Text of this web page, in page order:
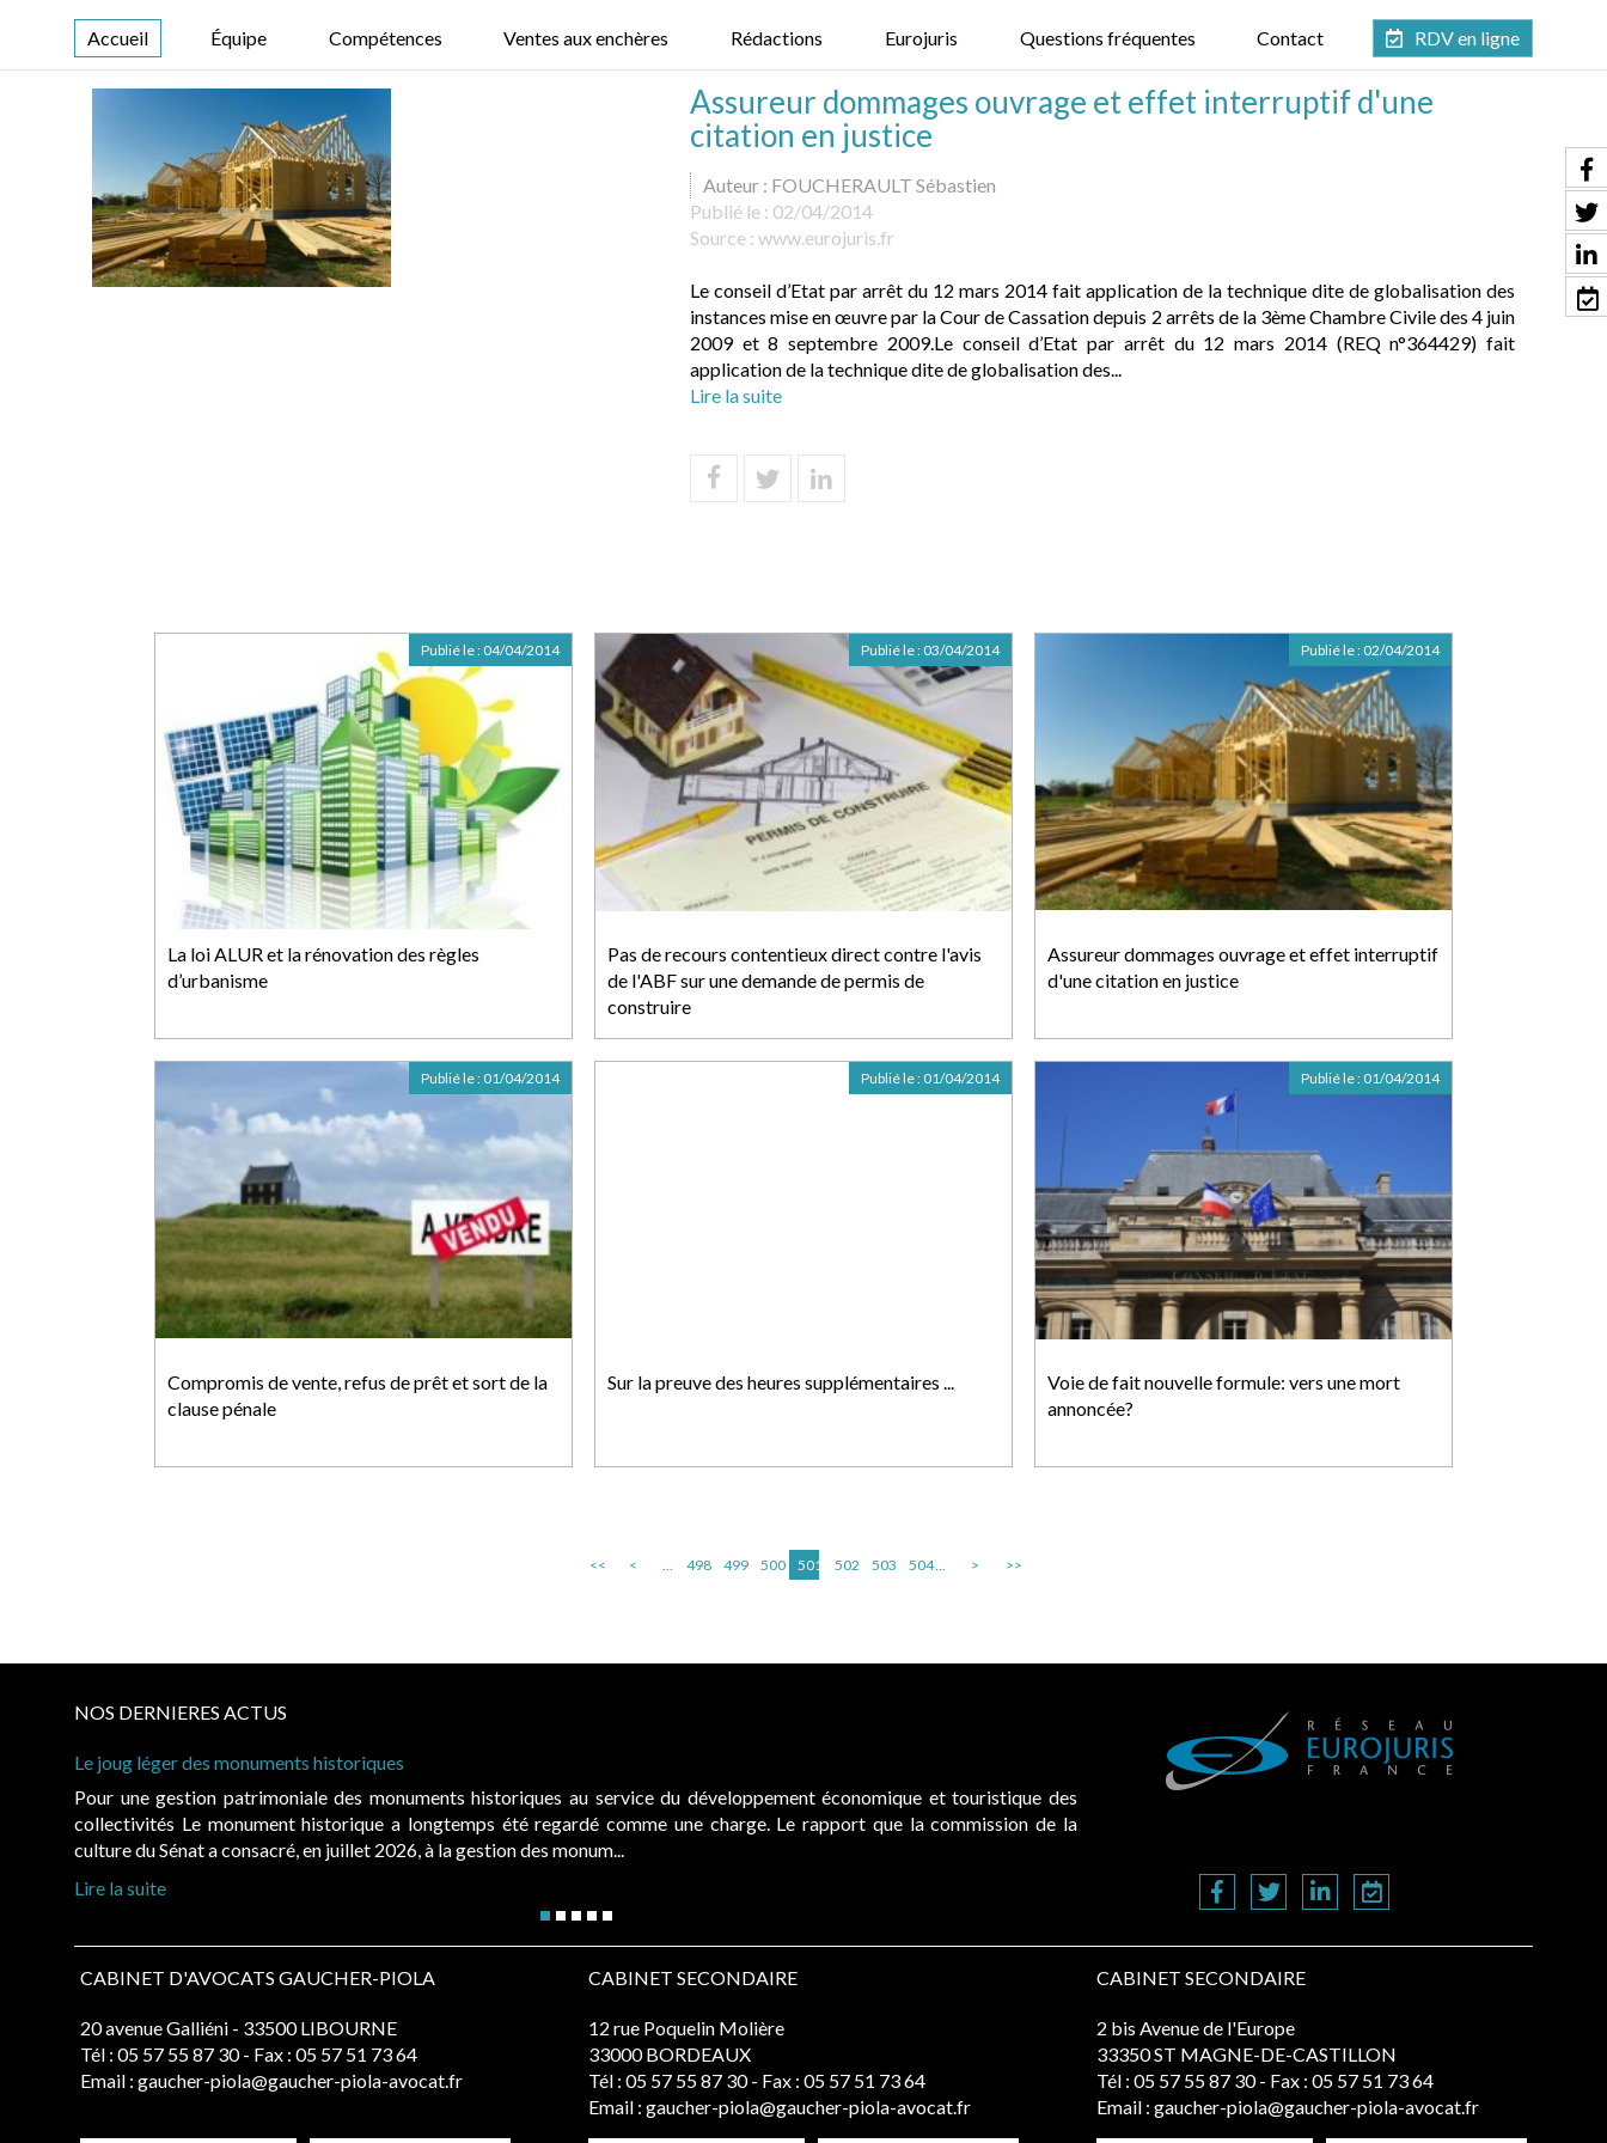
Accueil Équipe Compétences Ventes aux enchères Rédactions Eurojuris Questions fréquentes Contact RDV en ligne
Assureur dommages ouvrage et effet interruptif d'une
citation en justice
Auteur : FOUCHERAULT Sébastien
Publié le : 02/04/2014
Source : www.eurojuris.fr
Le conseil d’Etat par arrêt du 12 mars 2014 fait application de la technique dite de globalisation des
instances mise en œuvre par la Cour de Cassation depuis 2 arrêts de la 3ème Chambre Civile des 4 juin
2009 et 8 septembre 2009.Le conseil d’Etat par arrêt du 12 mars 2014 (REQ n°364429) fait
application de la technique dite de globalisation des...
Lire la suite
La loi ALUR et la rénovation des règles
d’urbanisme
Publié le : 04/04/2014
Pas de recours contentieux direct contre l'avis
de l'ABF sur une demande de permis de
construire
Publié le : 03/04/2014
Assureur dommages ouvrage et effet interruptif
d'une citation en justice
Publié le : 02/04/2014
Compromis de vente, refus de prêt et sort de la
clause pénale
Publié le : 01/04/2014
Sur la preuve des heures supplémentaires ...
Publié le : 01/04/2014
Voie de fait nouvelle formule: vers une mort
annoncée?
Publié le : 01/04/2014
<< < ... 498 499 500 501 502 503 504... > >>
NOS DERNIERES ACTUS
Le joug léger des monuments historiques
Pour une gestion patrimoniale des monuments historiques au service du développement économique et touristique des
collectivités Le monument historique a longtemps été regardé comme une charge. Le rapport que la commission de la
culture du Sénat a consacré, en juillet 2026, à la gestion des monum...
Lire la suite
CABINET D'AVOCATS GAUCHER-PIOLA
20 avenue Galliéni - 33500 LIBOURNE
Tél : 05 57 55 87 30 - Fax : 05 57 51 73 64
Email : gaucher-piola@gaucher-piola-avocat.fr
CABINET SECONDAIRE
12 rue Poquelin Molière
33000 BORDEAUX
Tél : 05 57 55 87 30 - Fax : 05 57 51 73 64
Email : gaucher-piola@gaucher-piola-avocat.fr
CABINET SECONDAIRE
2 bis Avenue de l'Europe
33350 ST MAGNE-DE-CASTILLON
Tél : 05 57 55 87 30 - Fax : 05 57 51 73 64
Email : gaucher-piola@gaucher-piola-avocat.fr